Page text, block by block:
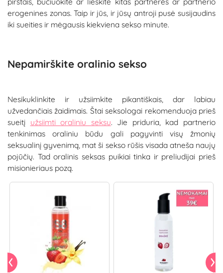
erogenines zonas. Taip ir jūs, ir jūsų antroji pusė susijaudins
iki sueities ir mėgausis kiekviena sekso minute.
Nepamirškite oralinio sekso
Nesikuklinkite ir užsiimkite pikantiškais, dar labiau
užvedančiais žaidimais. Štai seksologai rekomenduoja prieš
sueitį užsiimti oraliniu seksu. Jie priduria, kad partnerio
tenkinimas oraliniu būdu gali pagyvinti visų žmonių
seksualinį gyvenimą, mat ši sekso rūšis visada atneša naujų
pojūčių. Tad oralinis seksas puikiai tinka ir preliudijai prieš
misionieriaus pozą.